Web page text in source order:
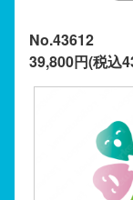
No.43612
39,800円(税込